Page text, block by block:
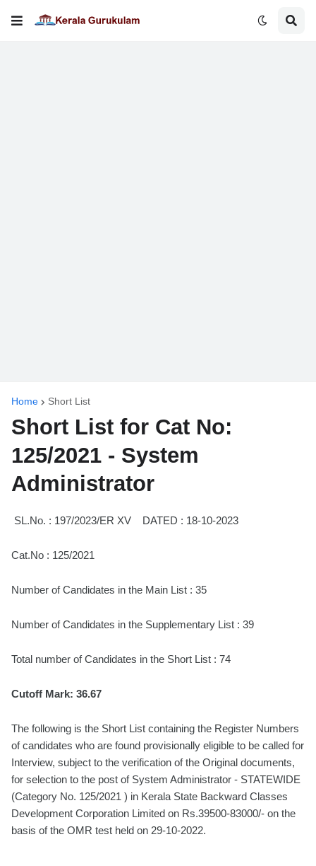
Home Short List
Short List for Cat No:
125/2021 - System
Administrator
SL.No. : 197/2023/ER XV DATED : 18-10-2023
Cat.No : 125/2021
Number of Candidates in the Main List : 35
Number of Candidates in the Supplementary List : 39
Total number of Candidates in the Short List : 74
Cutoff Mark: 36.67
The following is the Short List containing the Register Numbers
of candidates who are found provisionally eligible to be called for
Interview, subject to the verification of the Original documents,
for selection to the post of System Administrator - STATEWIDE
(Category No. 125/2021 ) in Kerala State Backward Classes
Development Corporation Limited on Rs.39500-83000/- on the
basis of the OMR test held on 29-10-2022.